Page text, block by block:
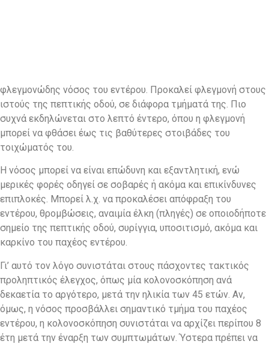
φλεγμονώδης νόσος του εντέρου. Προκαλεί φλεγμονή στους
ιστούς της πεπτικής οδού, σε διάφορα τμήματά της. Πιο
συχνά εκδηλώνεται στο λεπτό έντερο, όπου η φλεγμονή
μπορεί να φθάσει έως τις βαθύτερες στοιβάδες του
τοιχώματός του.
Η νόσος μπορεί να είναι επώδυνη και εξαντλητική, ενώ
μερικές φορές οδηγεί σε σοβαρές ή ακόμα και επικίνδυνες
επιπλοκές. Μπορεί λ.χ. να προκαλέσει απόφραξη του
εντέρου, θρομβώσεις, αναιμία έλκη (πληγές) σε οποιοδήποτε
σημείο της πεπτικής οδού, συρίγγια, υποσιτισμό, ακόμα και
καρκίνο του παχέος εντέρου.
Γι’ αυτό τον λόγο συνιστάται στους πάσχοντες τακτικός
προληπτικός έλεγχος, όπως μία κολονοσκόπηση ανά
δεκαετία το αργότερο, μετά την ηλικία των 45 ετών. Αν,
όμως, η νόσος προσβάλλει σημαντικό τμήμα του παχέος
εντέρου, η κολονοσκόπηση συνιστάται να αρχίζει περίπου 8
έτη μετά την έναρξη των συμπτωμάτων. Ύστερα πρέπει να